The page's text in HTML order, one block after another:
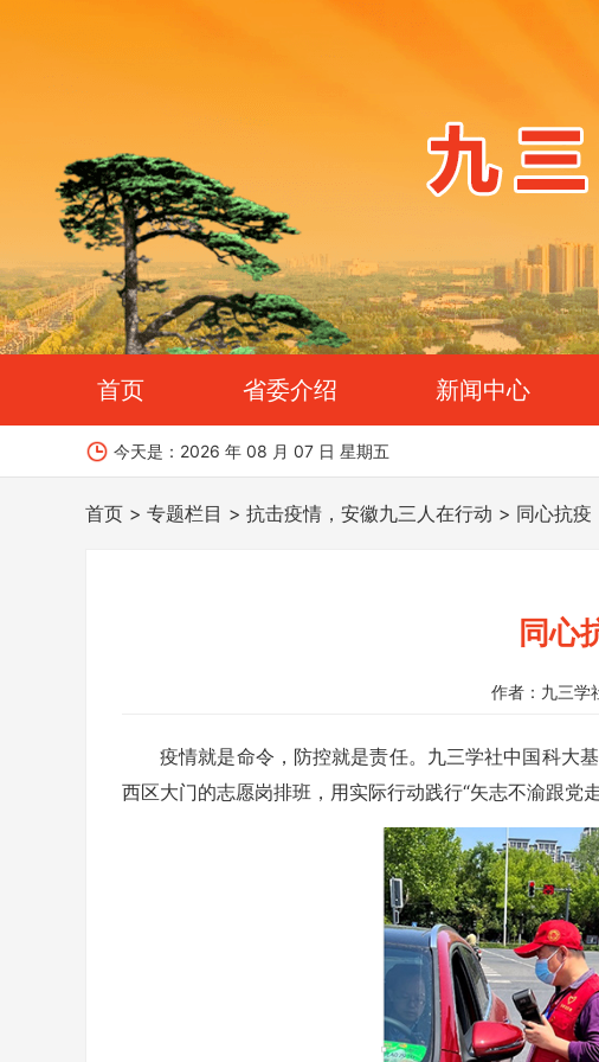
首页 省委介绍 新闻中心
今天是： 2026 年 08 月 07 日 星期五
首页 专题栏目 抗击疫情，安徽九三人在行动 同心抗疫
同心
作者：九三
疫情就是命令，防控就是责任。 九三学社中国科大
西区大门的志愿岗排班，用实际行动践行“矢志不渝跟党